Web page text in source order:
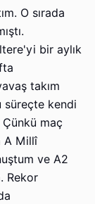
O sırada
bir aylık
takım
süreçte kendi
Çünkü maç
A Millî
ve A2
Rekor